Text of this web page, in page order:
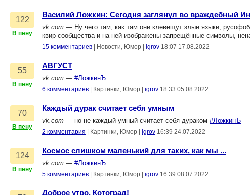
122
В пену
Василий Ложкин: Сегодня заглянул во враждебный
vk.com — Ну чего там, как там они клевещут злые языки,
квир-сообщества и на ней изображены запрещённые символы,
15 комментариев Новости, Юмор igrov 18:07 17.08.2022
55
В пену
АВГУСТ
vk.com — #ЛожкинЪ
6 комментариев Картинки, Юмор igrov 18:33 05.08.2022
70
В пену
Каждый дурак считает себя умным
vk.com — но не каждый умный считает себя дураком #ЛожкинЪ
2 комментария Картинки, Юмор igrov 16:39 24.07.2022
124
В пену
Космос слишком маленький для таких, как мы ...
vk.com — #ЛожкинЪ
5 комментариев Картинки, Юмор igrov 16:39 08.07.2022
Доброе утро, Котоград!